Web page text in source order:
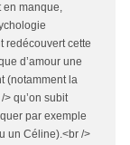
en manque,
redécouvert cette
d’amour une
(notamment la
qu’on subit
par exemple
un Céline).<br />